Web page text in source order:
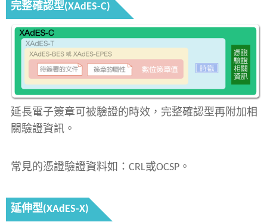
完整確認型(XAdES-C)
延長電子簽章可被驗證的時效，完整確認型再附加相
關驗證資訊。
常見的憑證驗證資料如：CRL或OCSP。
延伸型(XAdES-X)